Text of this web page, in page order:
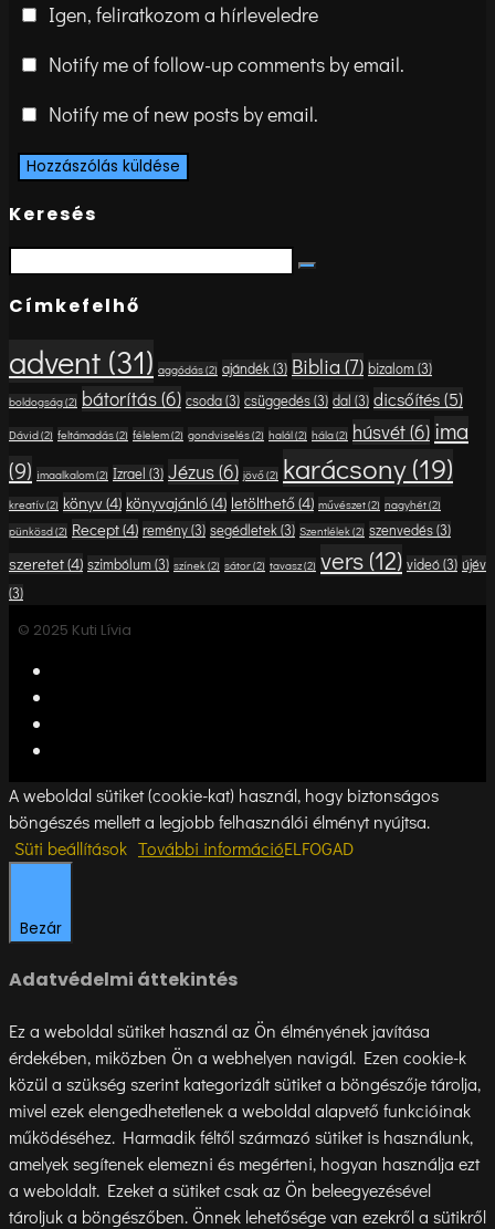
Igen, feliratkozom a hírleveledre
Notify me of follow-up comments by email.
Notify me of new posts by email.
Keresés
Címkefelhő
advent (31) aggódás(2) ajándék (3) Biblia (7) bizalom(3)
boldogság(2) bátorítás(6) csoda(3) csüggedés(3) dal (3) dicsőítés(5)
Dávid(2) feltámadás(2) félelem(2) gondviselés(2) halál(2) hála(2) húsvét(6) ima
(9) imaalkalom(2) Izrael (3) Jézus(6) jövő(2) karácsony(19)
kreatív(2) könyv(4) könyvajánló(4) letölthető(4) művészet(2) nagyhét(2)
pünkösd(2) Recept(4) remény(3) segédletek (3) Szentlélek(2) szenvedés(3)
szeretet(4) szimbólum(3) színek(2) sátor(2) tavasz(2) vers (12) videó(3) újév
(3)
© 2025 Kuti Lívia
A weboldal sütiket (cookie-kat) használ, hogy biztonságos
böngészés mellett a legjobb felhasználói élményt nyújtsa.
Süti beállítások További információELFOGAD
Bezár
Adatvédelmi áttekintés
Ez a weboldal sütiket használ az Ön élményének javítása
érdekében, miközben Ön a webhelyen navigál. Ezen cookie-k
közül a szükség szerint kategorizált sütiket a böngészője tárolja,
mivel ezek elengedhetetlenek a weboldal alapvető funkcióinak
működéséhez. Harmadik féltől származó sütiket is használunk,
amelyek segítenek elemezni és megérteni, hogyan használja ezt
a weboldalt. Ezeket a sütiket csak az Ön beleegyezésével
tároljuk a böngészőben. Önnek lehetősége van ezekről a sütikről